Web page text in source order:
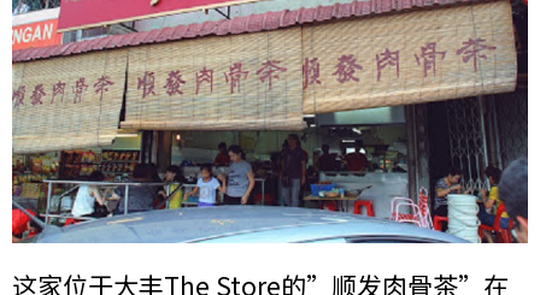
这家位于大丰The Store的”顺发肉骨茶”在